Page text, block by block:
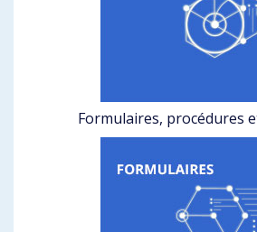
Formulaires, procédures